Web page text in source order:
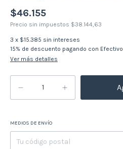
$46.155
Precio sin impuestos $38.144,63
3 x $15.385 sin intereses
15% de descuento pagando con Efectivo
Ver más detalles
Entregas para el CP:
MEDIOS DE ENVÍO